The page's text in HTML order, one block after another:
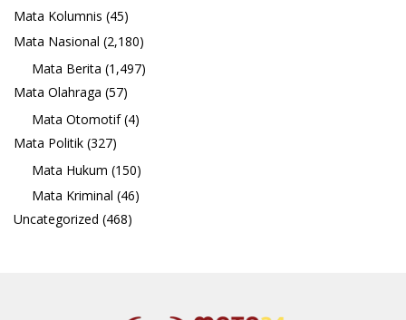
Mata Kolumnis (45)
Mata Nasional (2,180)
Mata Berita (1,497)
Mata Olahraga (57)
Mata Otomotif(4)
Mata Politik (327)
Mata Hukum (150)
Mata Kriminal (46)
Uncategorized (468)